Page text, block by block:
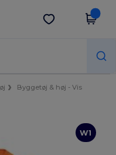
Hent app
Byggetøj & høj - Vis
W1